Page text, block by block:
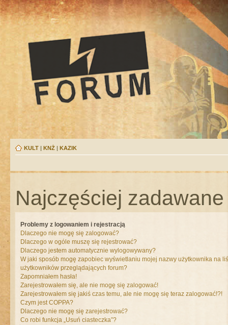
KULT | KNŻ | KAZIK
Najczęściej
Problemy z logowaniem i rejestracją
Dlaczego nie mogę się zalogować?
Dlaczego w ogóle muszę się rejestrować?
Dlaczego jestem automatycznie wylogowywany?
W jaki sposób mogę zapobiec wyświetlaniu mojej nazwy użytkownika na
użytkowników przeglądających forum?
Zapomniałem hasła!
Zarejestrowałem się, ale nie mogę się zalogować!
Zarejestrowałem się jakiś czas temu, ale nie mogę się teraz zalogować!?!
Czym jest COPPA?
Dlaczego nie mogę się zarejestrować?
Co robi funkcja „Usuń ciasteczka”?